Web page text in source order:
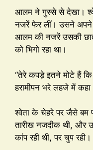
आलम ने गुस्से से देखा।
नजरें फेर लीं। उसने अपने
आलम की नजरें उसकी
को भिगो रहा था।
“तेरे कपड़े इतने मोटे हैं
हरामीपन भरे लहजे में
श्वेता के चेहरे पर जैसे बम
तारीख नजदीक थी, और
कांप रही थी, पर चुप रही।